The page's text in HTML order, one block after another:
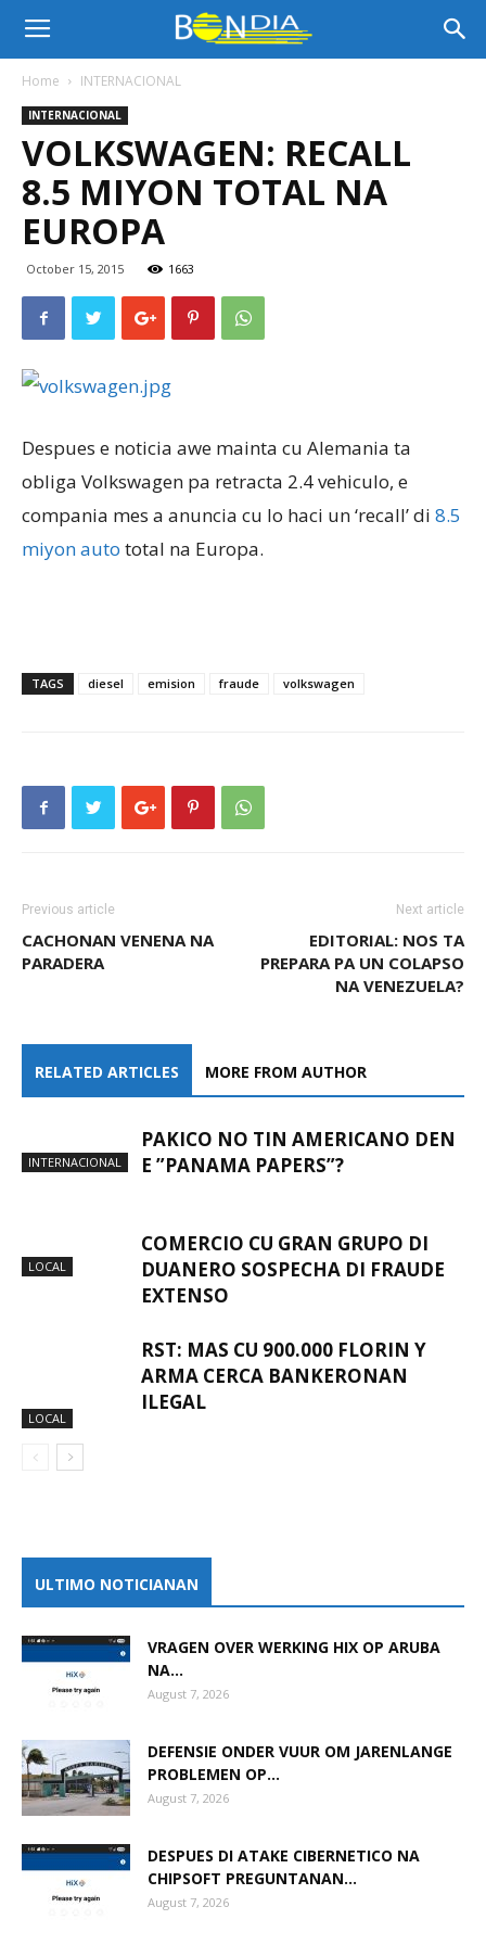
Bon
Dia
Aruba
Noticia
Aruba
Home INTERNACIONAL
INTERNACIONAL
VOLKSWAGEN: RECALL
8.5 MIYON TOTAL NA
EUROPA
October 15, 2015 1663
Despues e noticia awe mainta cu Alemania ta
obliga Volkswagen pa retracta 2.4 vehiculo, e
compania mes a anuncia cu lo haci un ‘recall’ di 8.5
miyon auto total na Europa.
TAGS diesel emision fraude volkswagen
Previous article
CACHONAN VENENA NA
PARADERA
Next article
EDITORIAL: NOS TA
PREPARA PA UN COLAPSO
NA VENEZUELA?
RELATED ARTICLES MORE FROM AUTHOR
INTERNACIONAL
PAKICO NO TIN AMERICANO DEN
E ”PANAMA PAPERS”?
LOCAL
COMERCIO CU GRAN GRUPO DI
DUANERO SOSPECHA DI FRAUDE
EXTENSO
LOCAL
RST: MAS CU 900.000 FLORIN Y
ARMA CERCA BANKERONAN
ILEGAL
ULTIMO NOTICIANAN
VRAGEN OVER WERKING HIX OP ARUBA
NA...
August 7, 2026
DEFENSIE ONDER VUUR OM JARENLANGE
PROBLEMEN OP...
August 7, 2026
DESPUES DI ATAKE CIBERNETICO NA
CHIPSOFT PREGUNTANAN...
August 7, 2026